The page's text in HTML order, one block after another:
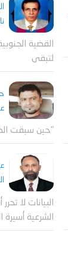
القضية
لتبقى
"حين سبقت
البيانات لا
الشرعية أسيرة